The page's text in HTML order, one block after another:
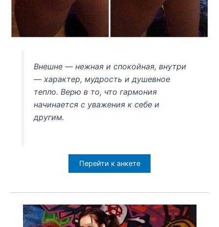
Внешне — нежная и спокойная, внутри
— характер, мудрость и душевное
тепло. Верю в то, что гармония
начинается с уважения к себе и
другим.
Перейти к анкете